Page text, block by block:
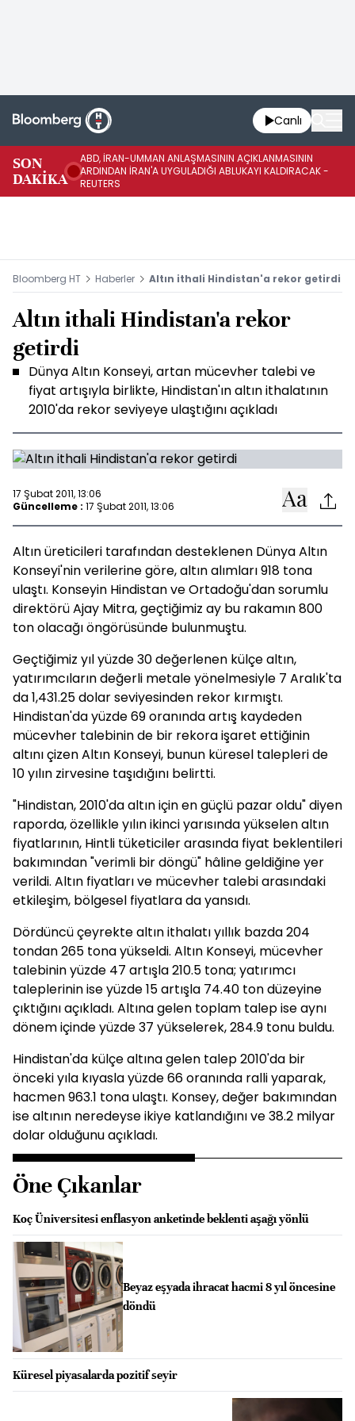
Canlı
SON
DAKİKA
ABD, İRAN-UMMAN ANLAŞMASININ AÇIKLANMASININ
ARDINDAN İRAN'A UYGULADIĞI ABLUKAYI KALDIRACAK -
REUTERS
Bloomberg HT Haberler Altın ithali Hindistan'a rekor getirdi
Altın ithali Hindistan'a rekor
getirdi
Dünya Altın Konseyi, artan mücevher talebi ve
fiyat artışıyla birlikte, Hindistan'ın altın ithalatının
2010'da rekor seviyeye ulaştığını açıkladı
17 Şubat 2011, 13:06
Güncelleme : 17 Şubat 2011, 13:06
Altın üreticileri tarafından desteklenen Dünya Altın
Konseyi'nin verilerine göre, altın alımları 918 tona
ulaştı. Konseyin Hindistan ve Ortadoğu'dan sorumlu
direktörü Ajay Mitra, geçtiğimiz ay bu rakamın 800
ton olacağı öngörüsünde bulunmuştu.
Geçtiğimiz yıl yüzde 30 değerlenen külçe altın,
yatırımcıların değerli metale yönelmesiyle 7 Aralık'ta
da 1,431.25 dolar seviyesinden rekor kırmıştı.
Hindistan'da yüzde 69 oranında artış kaydeden
mücevher talebinin de bir rekora işaret ettiğinin
altını çizen Altın Konseyi, bunun küresel talepleri de
10 yılın zirvesine taşıdığını belirtti.
"Hindistan, 2010'da altın için en güçlü pazar oldu" diyen
raporda, özellikle yılın ikinci yarısında yükselen altın
fiyatlarının, Hintli tüketiciler arasında fiyat beklentileri
bakımından "verimli bir döngü" hâline geldiğine yer
verildi. Altın fiyatları ve mücevher talebi arasındaki
etkileşim, bölgesel fiyatlara da yansıdı.
Dördüncü çeyrekte altın ithalatı yıllık bazda 204
tondan 265 tona yükseldi. Altın Konseyi, mücevher
talebinin yüzde 47 artışla 210.5 tona; yatırımcı
taleplerinin ise yüzde 15 artışla 74.40 ton düzeyine
çıktığını açıkladı. Altına gelen toplam talep ise aynı
dönem içinde yüzde 37 yükselerek, 284.9 tonu buldu.
Hindistan'da külçe altına gelen talep 2010'da bir
önceki yıla kıyasla yüzde 66 oranında ralli yaparak,
hacmen 963.1 tona ulaştı. Konsey, değer bakımından
ise altının neredeyse ikiye katlandığını ve 38.2 milyar
dolar olduğunu açıkladı.
Öne Çıkanlar
Koç Üniversitesi enflasyon anketinde beklenti aşağı yönlü
Beyaz eşyada ihracat hacmi 8 yıl öncesine
döndü
Küresel piyasalarda pozitif seyir